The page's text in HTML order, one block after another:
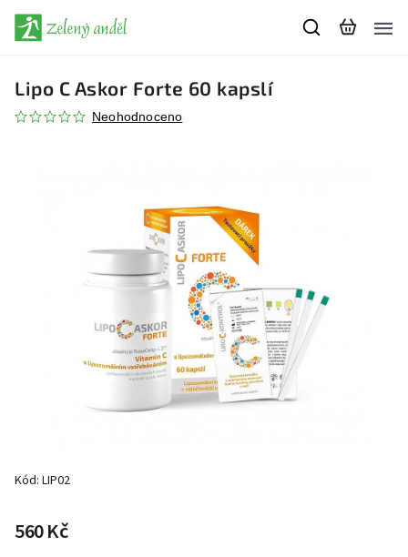
Lipo C Askor Forte 60 kapslí
Neohodnoceno
Kód: LIP02
560 Kč